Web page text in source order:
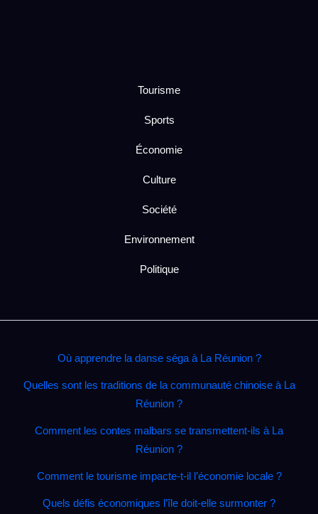
Tourisme
Sports
Économie
Culture
Société
Environnement
Politique
Où apprendre la danse séga à La Réunion ?
Quelles sont les traditions de la communauté chinoise à La
Réunion ?
Comment les contes malbars se transmettent‑ils à La
Réunion ?
Comment le tourisme impacte‑t‑il l’économie locale ?
Quels défis économiques l’île doit‑elle surmonter ?